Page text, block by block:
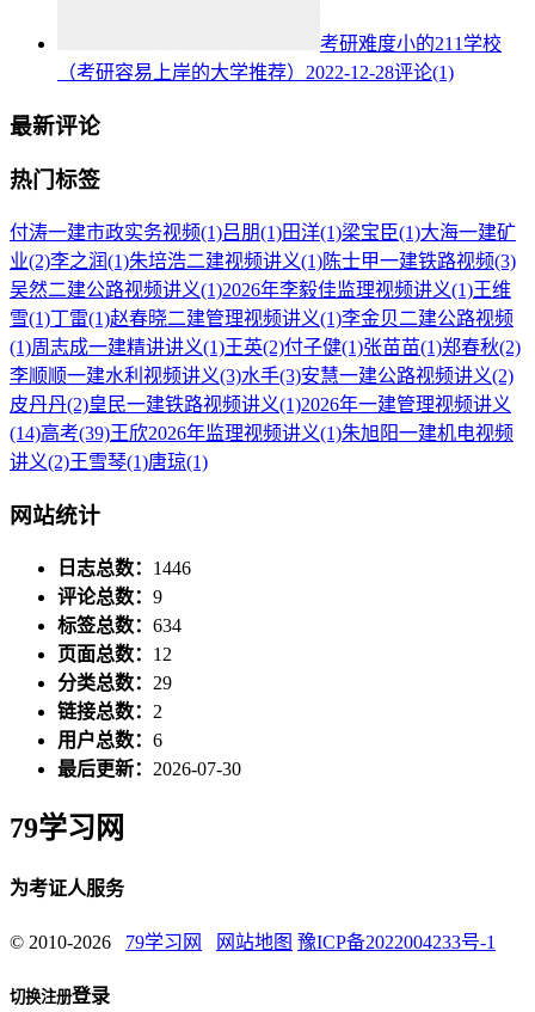
考研难度小的211学校
（考研容易上岸的大学推荐） 2022-12-28评论(1)
最新评论
热门标签
付涛一建市政实务视频(1)吕朋(1)田洋(1)梁宝臣(1)大海一建矿
业(2)李之润(1)朱培浩二建视频讲义(1)陈士甲一建铁路视频(3)
吴然二建公路视频讲义(1)2026年李毅佳监理视频讲义(1)王维
雪(1)丁雷(1)赵春晓二建管理视频讲义(1)李金贝二建公路视频
(1)周志成一建精讲讲义(1)王英(2)付子健(1)张苗苗(1)郑春秋(2)
李顺顺一建水利视频讲义(3)水手(3)安慧一建公路视频讲义(2)
皮丹丹(2)皇民一建铁路视频讲义(1)2026年一建管理视频讲义
(14)高考(39)王欣2026年监理视频讲义(1)朱旭阳一建机电视频
讲义(2)王雪琴(1)唐琼(1)
网站统计
日志总数： 1446
评论总数： 9
标签总数： 634
页面总数： 12
分类总数： 29
链接总数： 2
用户总数： 6
最后更新： 2026-07-30
79学习网
为考证人服务
© 2010-2026 79学习网 网站地图 豫ICP备2022004233号-1
切换注册登录